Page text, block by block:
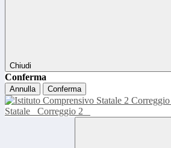
Chiudi
Conferma
Annulla Conferma
Statale
Correggio 2